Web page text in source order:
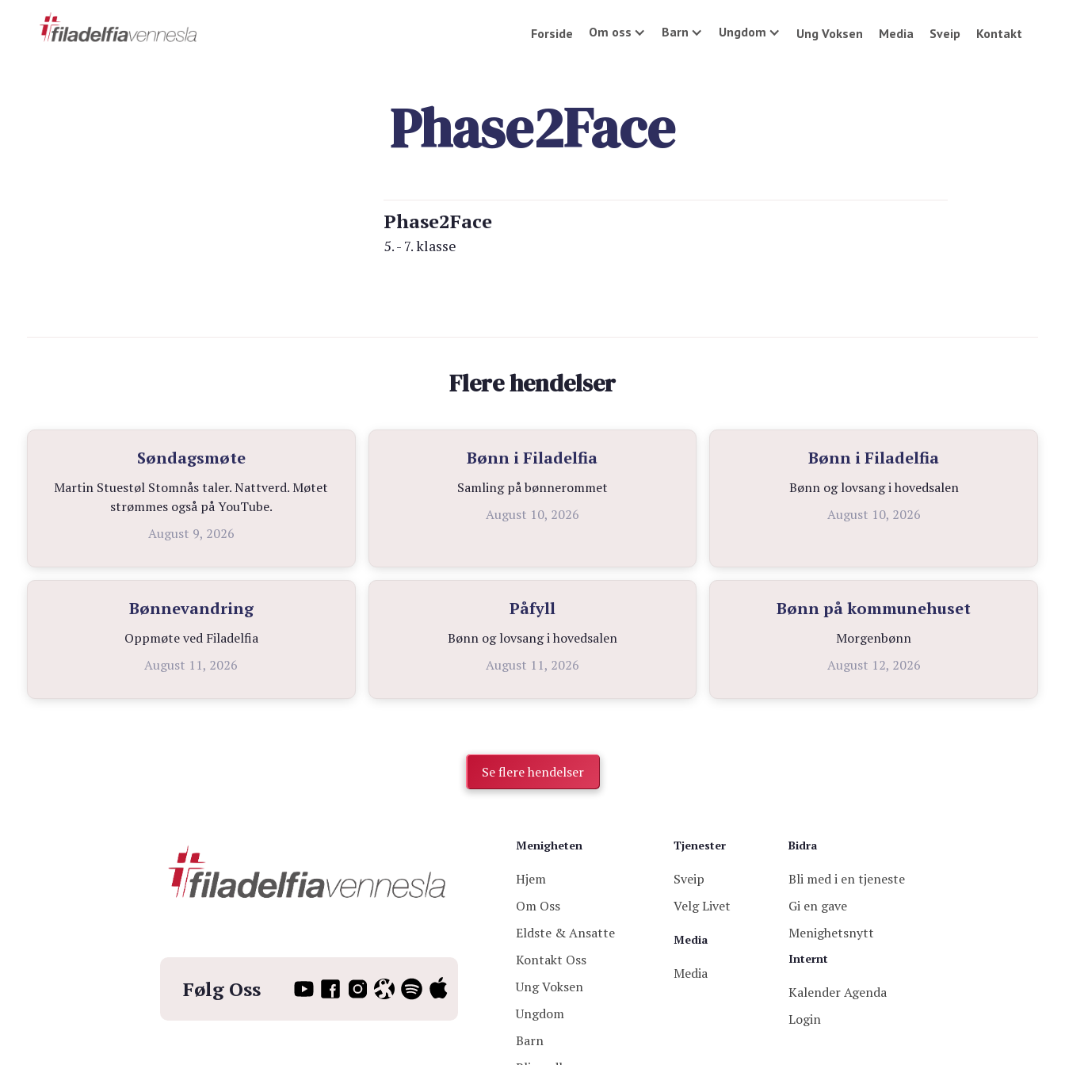
Forside Om oss Barn Ungdom Ung Voksen Media Sveip Kontakt
Phase2Face
Phase2Face
5. - 7. klasse
Flere hendelser
Søndagsmøte
Martin Stuestøl Stomnås taler. Nattverd. Møtet
strømmes også på YouTube.
August 9, 2026
Bønn i Filadelfia
Samling på bønnerommet
August 10, 2026
Bønn i Filadelfia
Bønn og lovsang i hovedsalen
August 10, 2026
Bønnevandring
Oppmøte ved Filadelfia
August 11, 2026
Påfyll
Bønn og lovsang i hovedsalen
August 11, 2026
Bønn på kommunehuset
Morgenbønn
August 12, 2026
Se flere hendelser
Følg Oss
Menigheten
Hjem
Om Oss
Eldste & Ansatte
Kontakt Oss
Ung Voksen
Ungdom
Barn
Tjenester
Sveip
Velg Livet
Media
Media
Bidra
Bli med i en tjeneste
Gi en gave
Menighetsnytt
Internt
Kalender Agenda
Login